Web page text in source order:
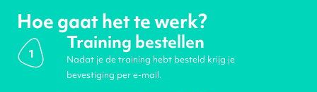
Hoe gaat het te werk?
1
Training bestellen
Nadat je de training hebt besteld krijg je
bevestiging per e-mail.